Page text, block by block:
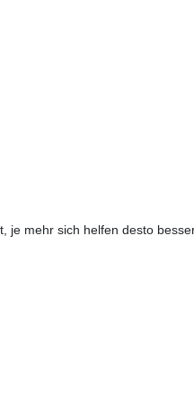
je mehr sich helfen desto